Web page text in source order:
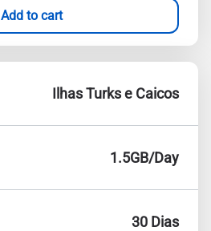
Add to cart
Ilhas Turks e Caicos
1.5GB/Day
30 Dias